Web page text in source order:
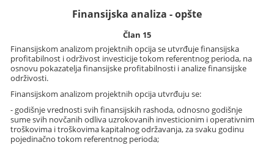
Finansijska analiza - opšte
Član 15
Finansijskom analizom projektnih opcija se utvrđuje finansijska
profitabilnost i održivost investicije tokom referentnog perioda, na
osnovu pokazatelja finansijske profitabilnosti i analize finansijske
održivosti.
Finansijskom analizom projektnih opcija utvrđuju se:
- godišnje vrednosti svih finansijskih rashoda, odnosno godišnje
sume svih novčanih odliva uzrokovanih investicionim i operativnim
troškovima i troškovima kapitalnog održavanja, za svaku godinu
pojedinačno tokom referentnog perioda;